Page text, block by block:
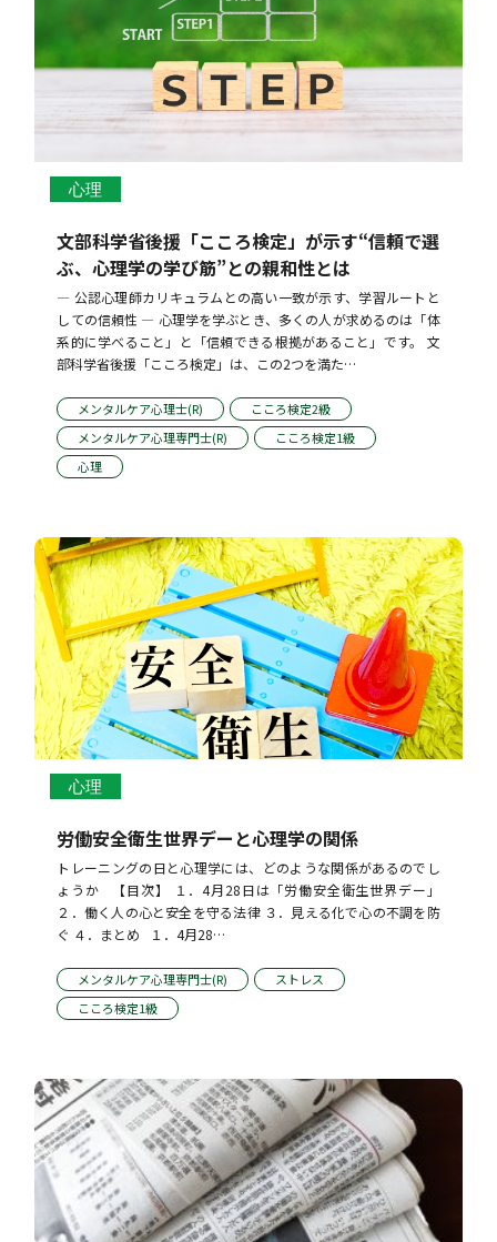
心理
文部科学省後援「こころ検定」が示す“信頼で選
ぶ、心理学の学び筋”との親和性とは
― 公認心理師カリキュラムとの高い一致が示す、学習ルートと
しての信頼性 ― 心理学を学ぶとき、多くの人が求めるのは「体
系的に学べること」と「信頼できる根拠があること」です。 文
部科学省後援「こころ検定」は、この2つを満た…
メンタルケア心理士(R)
こころ検定2級
メンタルケア心理専門士(R)
こころ検定1級
心理
心理
労働安全衛生世界デーと心理学の関係
トレーニングの日と心理学には、どのような関係があるのでし
ょうか   【目次】 １．4月28日は「労働安全衛生世界デー」
２．働く人の心と安全を守る法律 ３．見える化で心の不調を防
ぐ ４．まとめ   １．4月28…
メンタルケア心理専門士(R)
ストレス
こころ検定1級